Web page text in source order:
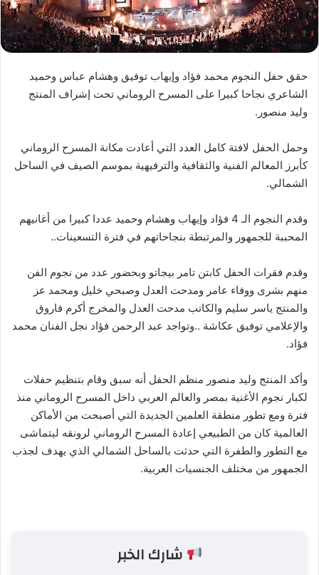
حقق حفل النجوم محمد فؤاد وإيهاب توفيق وهشام عباس وحميد
الشاعري نجاحا كبيرا على المسرح الروماني تحت إشراف المنتج
وليد منصور.
وحمل الحفل لافتة كامل العدد التي أعادت مكانة المسرح الروماني
كأبرز المعالم الفنية والثقافية والترفيهية بموسم الصيف في الساحل
الشمالي.
وقدم النجوم الـ 4 فؤاد وإيهاب وهشام وحميد عددا كبيرا من أغانيهم
المحببة للجمهور والمرتبطة بنجاحاتهم في فترة التسعينات..
وقدم فقرات الحفل كابتن تامر بيجاتو وبحضور عدد من نجوم الفن
منهم بشرى ووفاء عامر ومدحت العدل وصبحي خليل ومحمد عز
والمنتج ياسر سليم والكاتب مدحت العدل والمخرج أكرم فاروق
والإعلامي توفيق عكاشة ..وتواجد عبد الرحمن فؤاد نجل الفنان محمد
فؤاد.
وأكد المنتج وليد منصور منظم الحفل أنه سبق وقام بتنظيم حفلات
لكبار نجوم الأغنية بمصر والعالم العربي داخل المسرح الروماني منذ
فترة ومع تطور منطقة العلمين الجديدة التي أصبحت من الأماكن
العالمية كان من الطبيعي إعادة المسرح الروماني لرونقه ليتماشى
مع التطور والطفرة التي حدثت بالساحل الشمالي الذي يهدف لجذب
الجمهور من مختلف الجنسيات العربية.
شارك الخبر